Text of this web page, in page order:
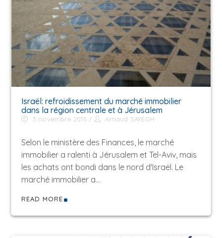
Israël: refroidissement du marché immobilier
dans la région centrale et à Jérusalem
3 novembre 2015 Arnaud SAYEGH
Selon le ministère des Finances, le marché
immobilier a ralenti à Jérusalem et Tel-Aviv, mais
les achats ont bondi dans le nord d'Israël. Le
marché immobilier a…
READ MORE